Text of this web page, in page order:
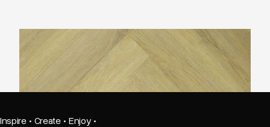
TFD Ossis 18
Inspire · Create · Enjoy ·